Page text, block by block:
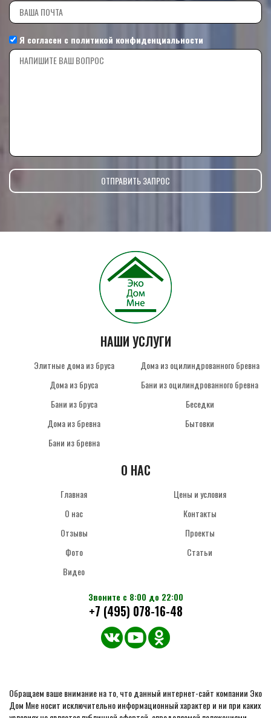
Я согласен с политикой конфиденциальности
НАШИ УСЛУГИ
Элитные дома из бруса
Дома из бруса
Бани из бруса
Дома из бревна
Бани из бревна
Дома из оцилиндрованного бревна
Бани из оцилиндрованного бревна
Беседки
Бытовки
О НАС
Главная
О нас
Отзывы
Фото
Видео
Цены и условия
Контакты
Проекты
Статьи
Звоните с 8:00 до 22:00
+7 (495) 078-16-48
Обращаем ваше внимание на то, что данный интернет-сайт компании Эко
Дом Мне носит исключительно информационный характер и ни при каких